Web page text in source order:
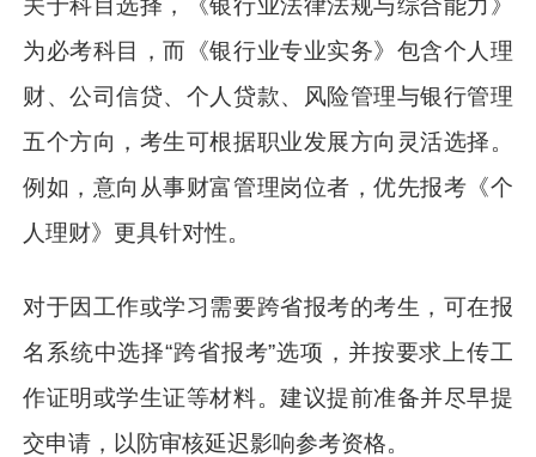
关于科目选择，《银行业法律法规与综合能力》
为必考科目，而《银行业专业实务》包含个人理
财、公司信贷、个人贷款、风险管理与银行管理
五个方向，考生可根据职业发展方向灵活选择。
例如，意向从事财富管理岗位者，优先报考《个
人理财》更具针对性。
对于因工作或学习需要跨省报考的考生，可在报
名系统中选择“跨省报考”选项，并按要求上传工
作证明或学生证等材料。建议提前准备并尽早提
交申请，以防审核延迟影响参考资格。